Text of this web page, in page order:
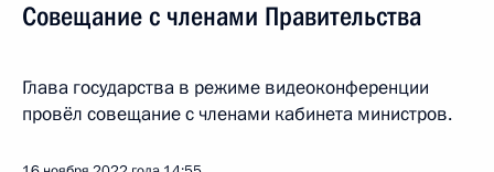
Совещание с членами Правительства
Глава государства в режиме видеоконференции
провёл совещание с членами кабинета министров.